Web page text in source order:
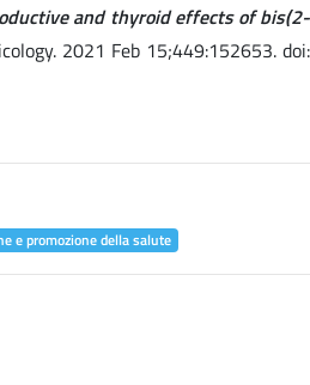
and thyroid effects of bis(2-
2021 Feb 15;449:152653. doi:
e promozione della salute